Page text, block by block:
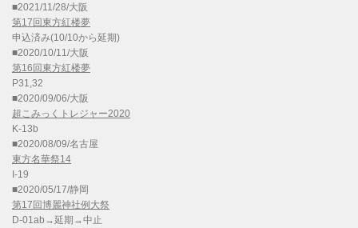
■2021/11/28/大阪
第17回東方紅楼夢
申込済み(10/10から延期)
■2020/10/11/大阪
第16回東方紅楼夢
P31,32
■2020/09/06/大阪
超こみっくトレジャー2020
K-13b
■2020/08/09/名古屋
東方名華祭14
I-19
■2020/05/17/静岡
第17回博麗神社例大祭
D-01ab→延期→中止